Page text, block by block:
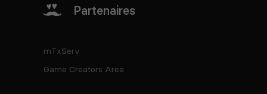
Partenaires
mTxServ
Game Creators Area